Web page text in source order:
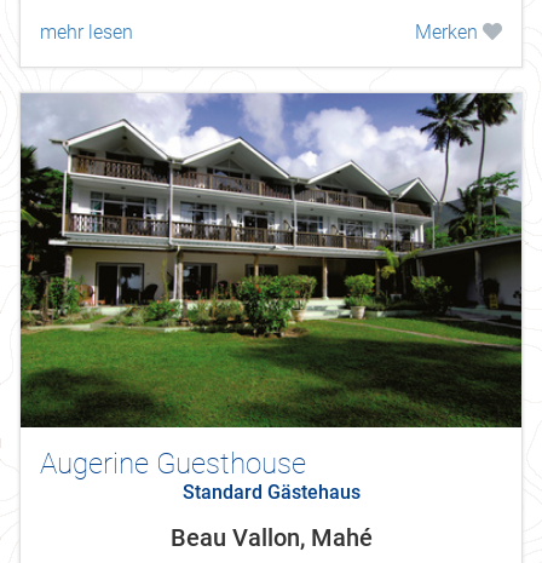
mehr lesen Merken
Augerine Guesthouse
Standard Gästehaus
Beau Vallon, Mahé